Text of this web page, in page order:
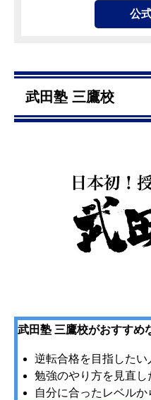
公
武田塾 三鷹校
武田塾 三鷹校がおすすめ
逆転合格を目指したい
勉強のやり方を見直し
自分に合ったレベルか